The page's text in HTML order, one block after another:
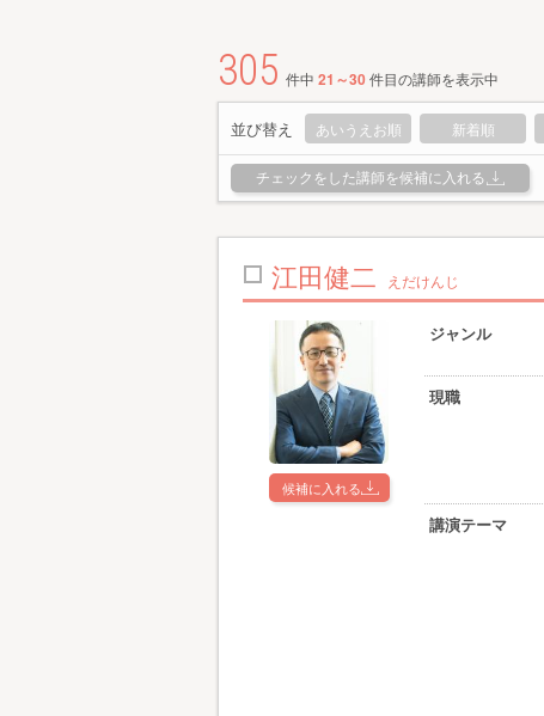
305 件中 21～30件目の講師を表示中
並び替え あいうえお順 新着順
チェックをした講師を候補に入れる
江田健二 えだけんじ
候補に入れる
ジャンル
現職
講演テーマ